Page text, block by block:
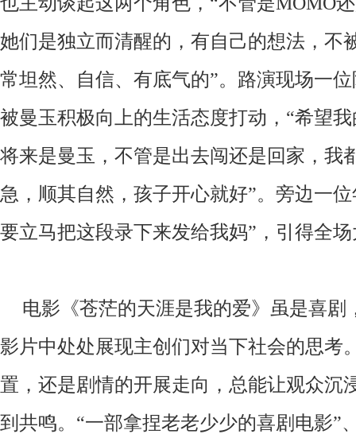
她们是独立而清醒的，有自己的想法，不
常坦然、自信、有底气的”。路演现场一
被曼玉积极向上的生活态度打动，“希望
将来是曼玉，不管是出去闯还是回家，我
急，顺其自然，孩子开心就好”。旁边一
要立马把这段录下来发给我妈”，引得全
电影《苍茫的天涯是我的爱》虽是喜剧
影片中处处展现主创们对当下社会的思考
置，还是剧情的开展走向，总能让观众沉
到共鸣。 “一部拿捏老老少少的喜剧电影”